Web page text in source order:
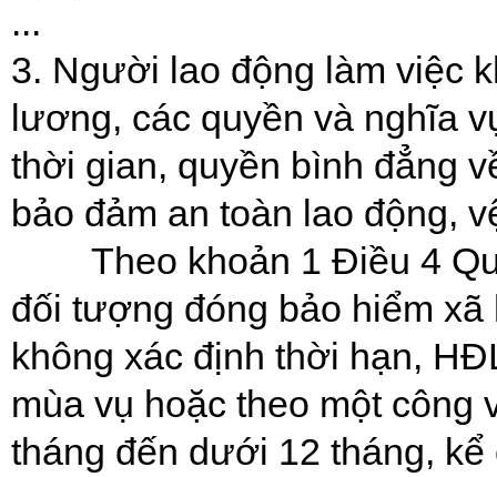
...
3. Người lao động làm việc
lương, các quyền và nghĩa
thời gian, quyền bình đẳng
bảo đảm an toàn lao động,
Theo khoản 1 Điều 4
đối tượng đóng bảo hiểm
không xác định thời hạn,
mùa vụ hoặc theo một
tháng đến dưới 12 tháng,